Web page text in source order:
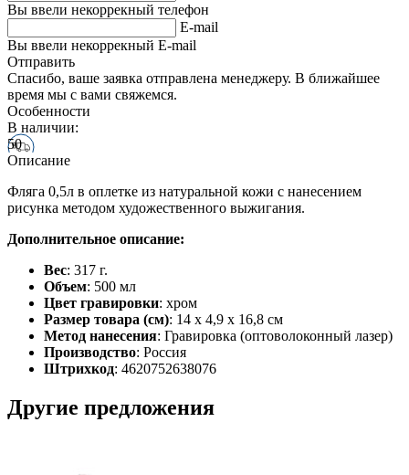
Вы ввели некоррекный телефон
E-mail
Вы ввели некоррекный E-mail
Отправить
Спасибо, ваше заявка отправлена менеджеру. В ближайшее
время мы с вами свяжемся.
Особенности
В наличии:
50
Описание
Фляга 0,5л в оплетке из натуральной кожи с нанесением
рисунка методом художественного выжигания.
Дополнительное описание:
Вес: 317 г.
Объем: 500 мл
Цвет гравировки: хром
Размер товара (см): 14 х 4,9 х 16,8 см
Метод нанесения: Гравировка (оптоволоконный лазер)
Производство: Россия
Штрихкод: 4620752638076
Другие предложения